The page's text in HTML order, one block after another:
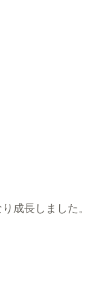
成長しました。